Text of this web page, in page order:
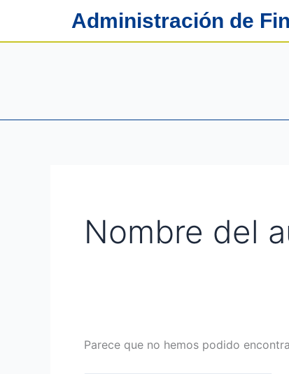
contenido
Administración de
Nombre del
Parece que no hemos podido
por: